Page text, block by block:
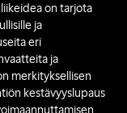
on tarjota
ja
eri
ja
merkityksellisen
kestävyyslupaus